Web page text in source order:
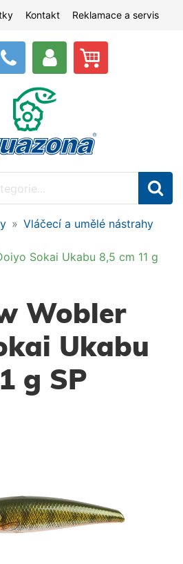
Kontakt Reklamace a servis
Vláčecí a umělé nástrahy
Sokai Ukabu 8,5 cm 11 g
Wobler
Ukabu
g SP